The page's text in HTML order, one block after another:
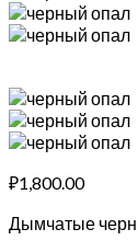
₽1,800.00
Дымчатые